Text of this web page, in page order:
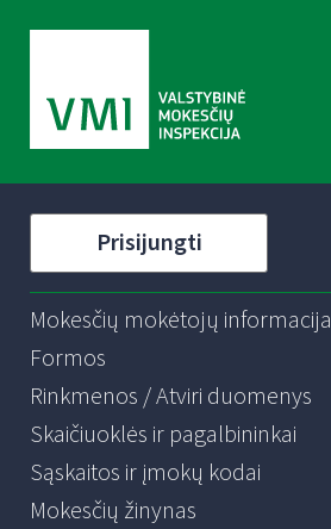
Prisijungti
Mokesčių mokėtojų informacija
Formos
Rinkmenos / Atviri duomenys
Skaičiuoklės ir pagalbininkai
Sąskaitos ir įmokų kodai
Mokesčių žinynas